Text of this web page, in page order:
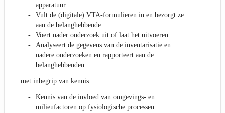
apparatuur
Vult de (digitale) VTA-formulieren in en bezorgt ze
aan de belanghebbende
Voert nader onderzoek uit of laat het uitvoeren
Analyseert de gegevens van de inventarisatie en
nadere onderzoeken en rapporteert aan de
belanghebbenden
met inbegrip van kennis:
Kennis van de invloed van omgevings- en
milieufactoren op fysiologische processen